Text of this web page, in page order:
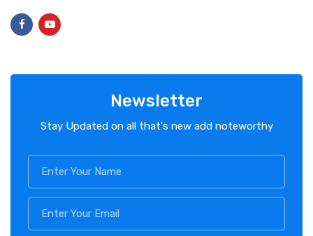
Newsletter
Stay Updated on all that's new add noteworthy